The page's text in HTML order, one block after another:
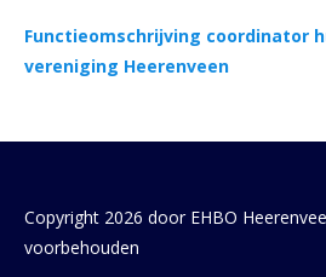
Functieomschrijving coordinator
vereniging Heerenveen
Copyright 2026 door EHBO
voorbehouden